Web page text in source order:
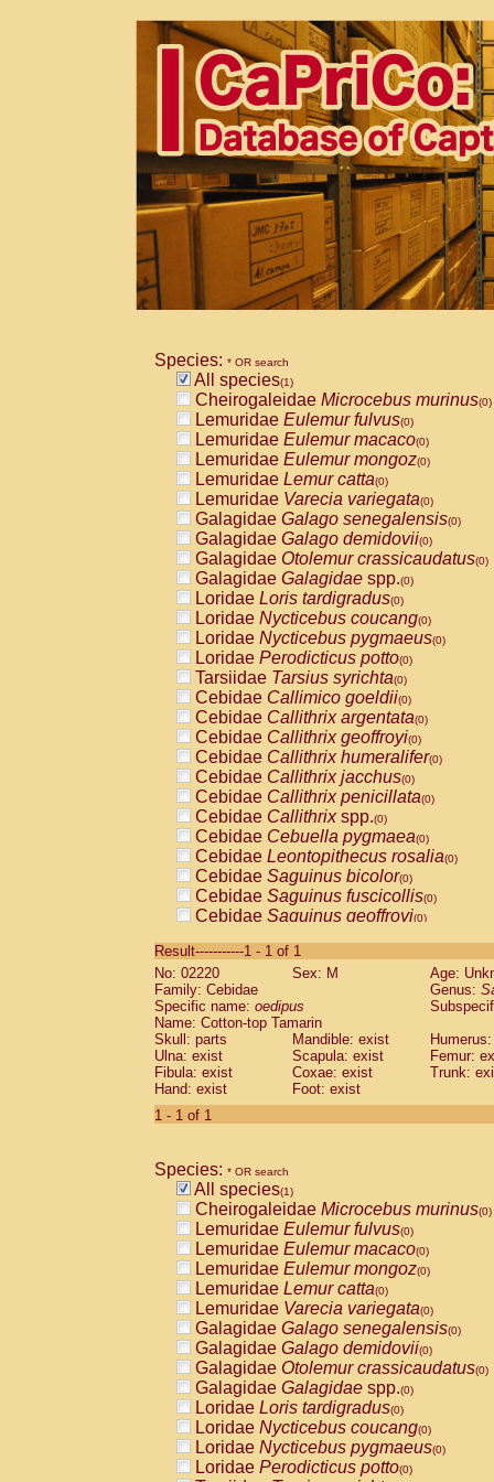
Species: * OR search
All species(1)
Cheirogaleidae Microcebus murinus(0)
Lemuridae Eulemur fulvus(0)
Lemuridae Eulemur macaco(0)
Lemuridae Eulemur mongoz(0)
Lemuridae Lemur catta(0)
Lemuridae Varecia variegata(0)
Galagidae Galago senegalensis(0)
Galagidae Galago demidovii(0)
Galagidae Otolemur crassicaudatus(0)
Galagidae Galagidae spp.(0)
Loridae Loris tardigradus(0)
Loridae Nycticebus coucang(0)
Loridae Nycticebus pygmaeus(0)
Loridae Perodicticus potto(0)
Tarsiidae Tarsius syrichta(0)
Cebidae Callimico goeldii(0)
Cebidae Callithrix argentata(0)
Cebidae Callithrix geoffroyi(0)
Cebidae Callithrix humeralifer(0)
Cebidae Callithrix jacchus(0)
Cebidae Callithrix penicillata(0)
Cebidae Callithrixspp.(0)
Cebidae Cebuella pygmaea(0)
Cebidae Leontopithecus rosalia(0)
Cebidae Saguinus bicolor(0)
Cebidae Saguinus fuscicollis(0)
Cebidae Saguinus geoffroyi(0)
CebidaeSaguinus labiatus(0)
Cebidae Saguinus leucopus (0)
Cebidae
CebidaeSaguinus mystax
Cebidae Saguinus nigricollis (0)
Cebidae Saguinus oedipus
Cebidae Saguinus weddelli
Cebidae Saguinusspp.
Cebidae
CebidaeCebus capucinus
CebidaeCebus nigrivittatus
CebidaeCebus spp.(0)
CebidaeSaimiri boliviensis(0)
CebidaeSaimiri sciureus(0)
AtelidaeAlouatta caraya(0)
AtelidaeAlouatta fusca(0)
AtelidaeAlouatta seniculus(0)
AtelidaeAlouattaspp.(0)
AtelidaeAteles belzebuth(0)
AtelidaeAteles geoffroyi(0)
AtelidaeAteles paniscus(0)
AtelidaeAtelesspp.(0)
AtelidaeLagothrix lagothricha(0)
AtelidaeLagothrix lagothricha cana
PitheciidaeCacajao calvus
Result-----------1 - 1 of 1
No: 02220
Sex: M
Age:
Family: Cebidae
Genus:
Specific name: oedipus
Name: Cotton-top Tamarin
Skull: parts
Mandible: exist
Ulna: exist
Scapula: exist
Femur:
Fibula: exist
Coxae: exist
Trunk:
Hand: exist
Foot: exist
1 - 1 of 1
Species: * OR search
All species(1)
Cheirogaleidae Microcebus murinus(0)
Lemuridae Eulemur fulvus(0)
Lemuridae Eulemur macaco(0)
Lemuridae Eulemur mongoz(0)
Lemuridae Lemur catta(0)
Lemuridae Varecia variegata(0)
Galagidae Galago senegalensis(0)
Galagidae Galago demidovii(0)
Galagidae Otolemur crassicaudatus(0)
Galagidae Galagidae spp.(0)
Loridae Loris tardigradus(0)
Loridae Nycticebus coucang(0)
Loridae Nycticebus pygmaeus(0)
Loridae Perodicticus potto(0)